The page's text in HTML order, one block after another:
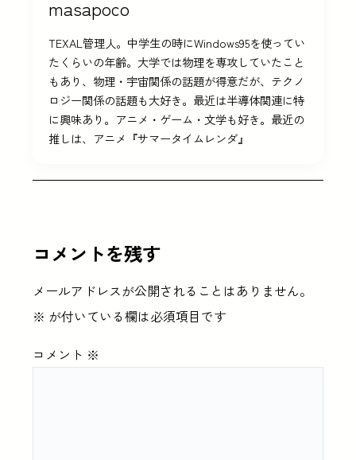
masapoco
TEXAL管理人。中学生の時にWindows95を使ってい
たくらいの年齢。大学では物理を専攻していたこと
もあり、物理・宇宙関係の話題が得意だが、テクノ
ロジー関係の話題も大好き。最近は半導体関連に特
に興味あり。アニメ・ゲーム・文学も好き。最近の
推しは、アニメ『サマータイムレンダ』
コメントを残す
メールアドレスが公開されることはありません。
※ が付いている欄は必須項目です
コメント ※